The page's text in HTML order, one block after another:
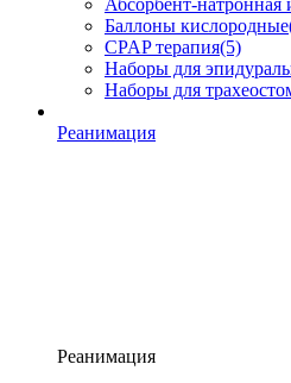
Абсорбент-натронная
Баллоны кислородные
CPAP терапия(5)
Наборы для
Наборы для
Реанимация
Реанимация